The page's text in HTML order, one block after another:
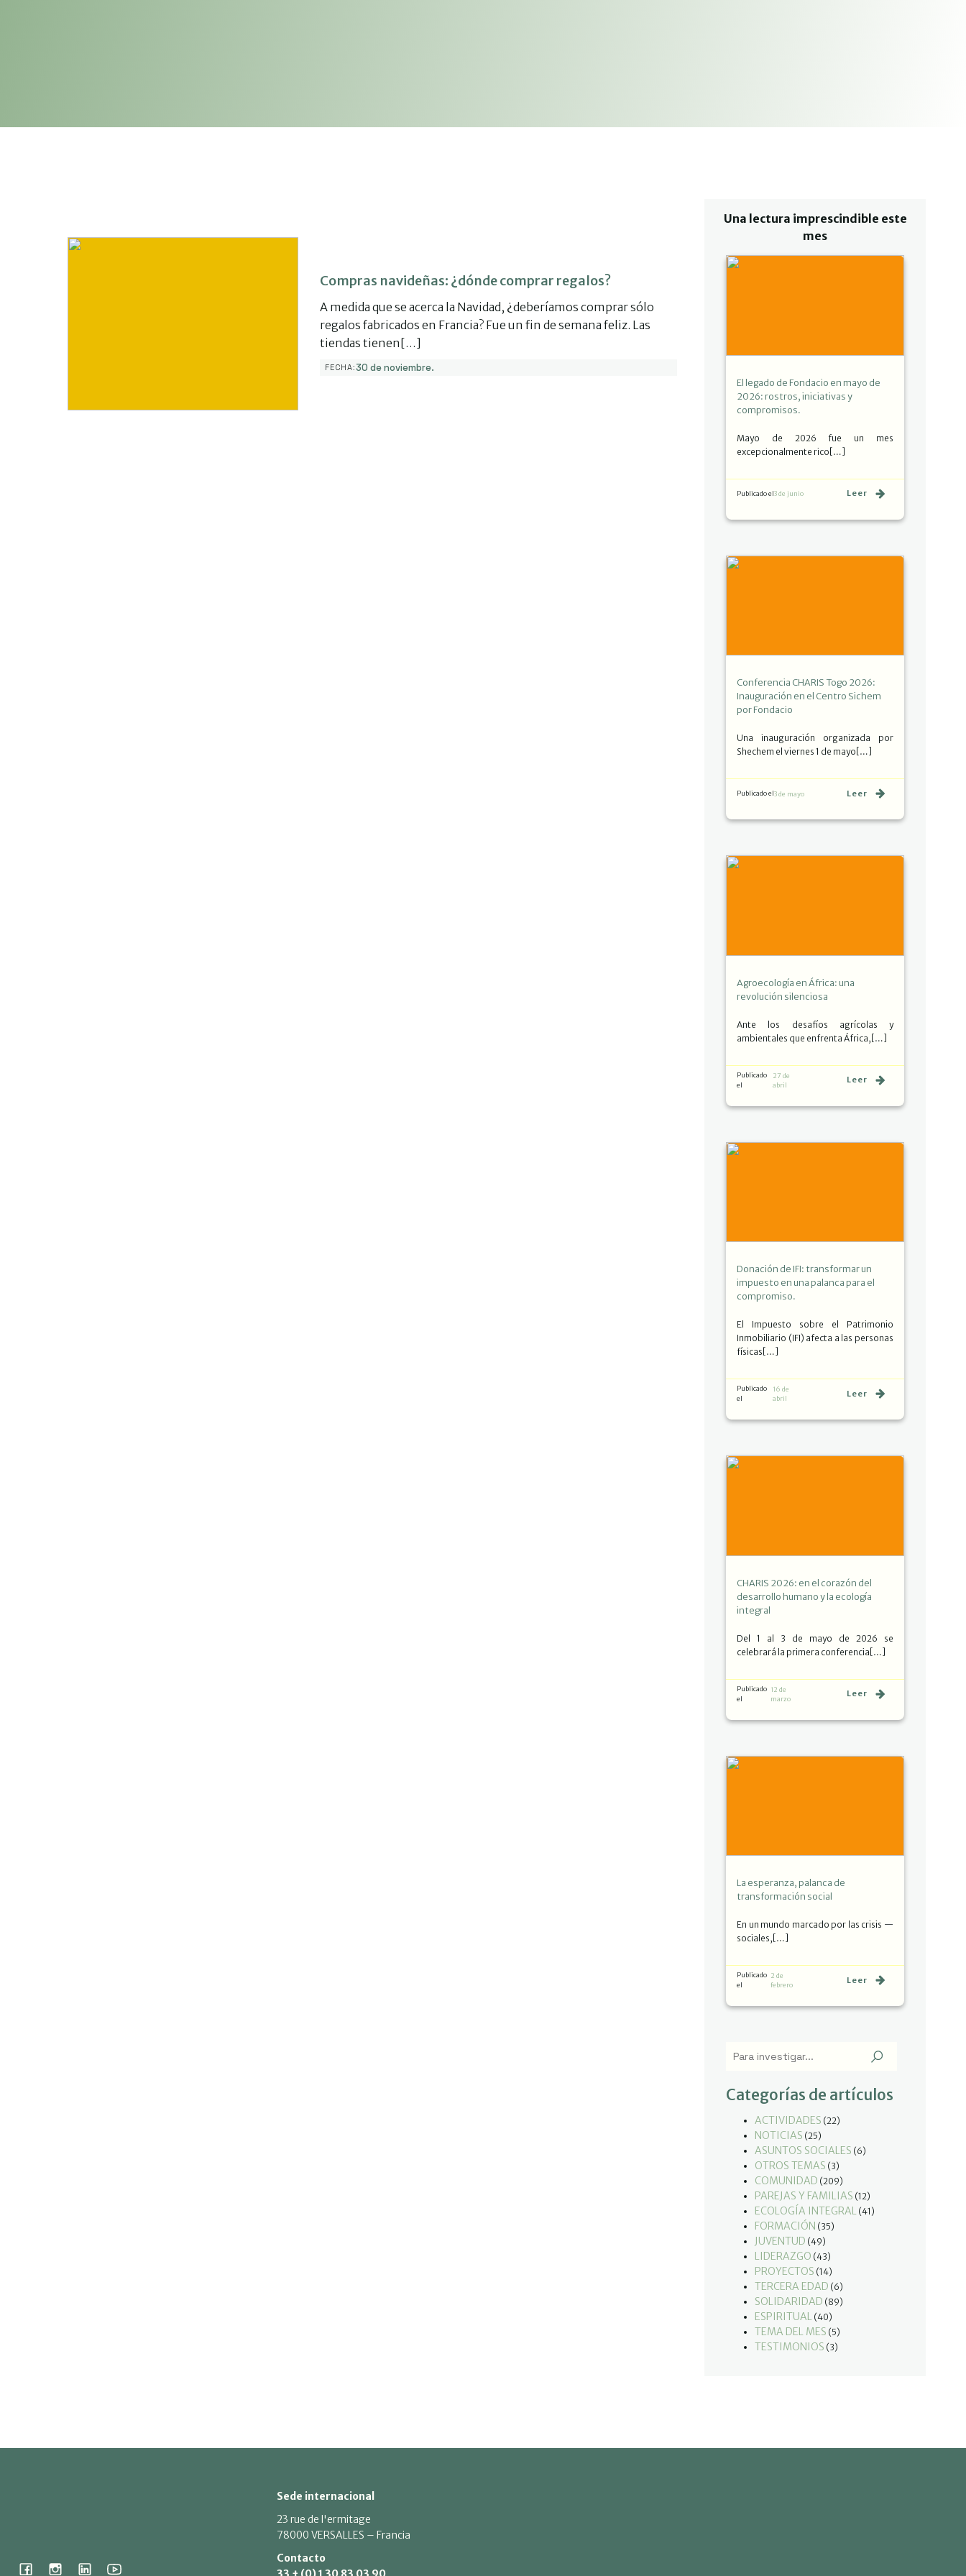
Compras navideñas: ¿dónde comprar regalos?
A medida que se acerca la Navidad, ¿deberíamos comprar sólo
regalos fabricados en Francia? Fue un fin de semana feliz. Las
tiendas tienen[…]
FECHA:30 de noviembre.
Una lectura imprescindible este
mes
El legado de Fondacio en mayo de
2026: rostros, iniciativas y
compromisos.
Mayo de 2026 fue un mes
excepcionalmente rico[…]
Publicado el3 de junio Leer
Conferencia CHARIS Togo 2026:
Inauguración en el Centro Sichem
por Fondacio
Una inauguración organizada por
Shechem el viernes 1 de mayo[…]
Publicado el3 de mayo Leer
Agroecología en África: una
revolución silenciosa
Ante los desafíos agrícolas y
ambientales que enfrenta África,[…]
Publicado
el
27 de
abril
Leer
Donación de IFI: transformar un
impuesto en una palanca para el
compromiso.
El Impuesto sobre el Patrimonio
Inmobiliario (IFI) afecta a las personas
físicas[…]
Publicado
el
16 de
abril
Leer
CHARIS 2026: en el corazón del
desarrollo humano y la ecología
integral
Del 1 al 3 de mayo de 2026 se
celebrará la primera conferencia[…]
Publicado
el
12 de
marzo
Leer
La esperanza, palanca de
transformación social
En un mundo marcado por las crisis —
sociales,[…]
Publicado
el
2 de
febrero
Leer
Categorías de artículos
ACTIVIDADES (22)
NOTICIAS (25)
ASUNTOS SOCIALES (6)
OTROS TEMAS (3)
COMUNIDAD (209)
PAREJAS Y FAMILIAS (12)
ECOLOGÍA INTEGRAL (41)
FORMACIÓN (35)
JUVENTUD (49)
LIDERAZGO (43)
PROYECTOS (14)
TERCERA EDAD (6)
SOLIDARIDAD (89)
ESPIRITUAL (40)
TEMA DEL MES (5)
TESTIMONIOS (3)
Sede internacional
23 rue de l'ermitage
78000 VERSALLES – Francia
Contacto